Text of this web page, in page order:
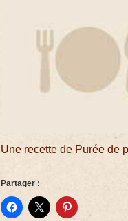
Une recette de Purée de
Partager :